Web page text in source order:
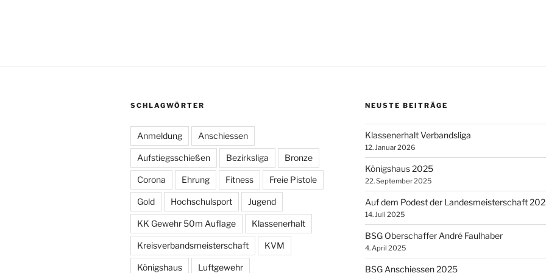
SCHLAGWÖRTER
Anmeldung Anschiessen
Aufstiegsschießen Bezirksliga Bronze
Corona Ehrung Fitness Freie Pistole
Gold Hochschulsport Jugend
KK Gewehr 50m Auflage Klassenerhalt
Kreisverbandsmeisterschaft KVM
Königshaus Luftgewehr
NEUSTE BEITRÄGE
Klassenerhalt Verbandsliga
12. Januar 2026
Königshaus 2025
22. September 2025
Auf dem Podest der Landesmeisterschaft
14. Juli 2025
BSG Oberschaffer André Faulhaber
4. April 2025
BSG Anschiessen 2025